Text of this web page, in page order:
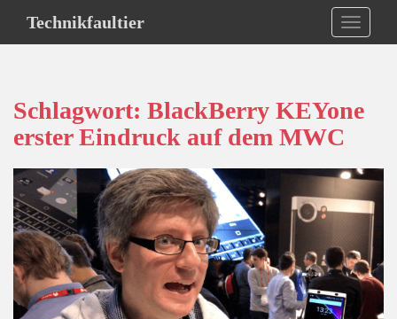
Technikfaultier
Schlagwort: BlackBerry KEYone
erster Eindruck auf dem MWC